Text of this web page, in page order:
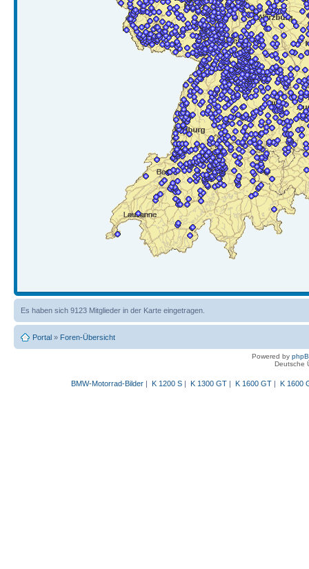
Es haben sich 9123 Mitglieder in der Karte eingetragen.
Portal » Foren-Übersicht
Powered by
Deutsche
BMW-Motorrad-Bilder| K 1200 S| K 1300 GT| K 1600 GT| K 1600